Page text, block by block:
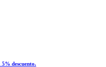
descuento.